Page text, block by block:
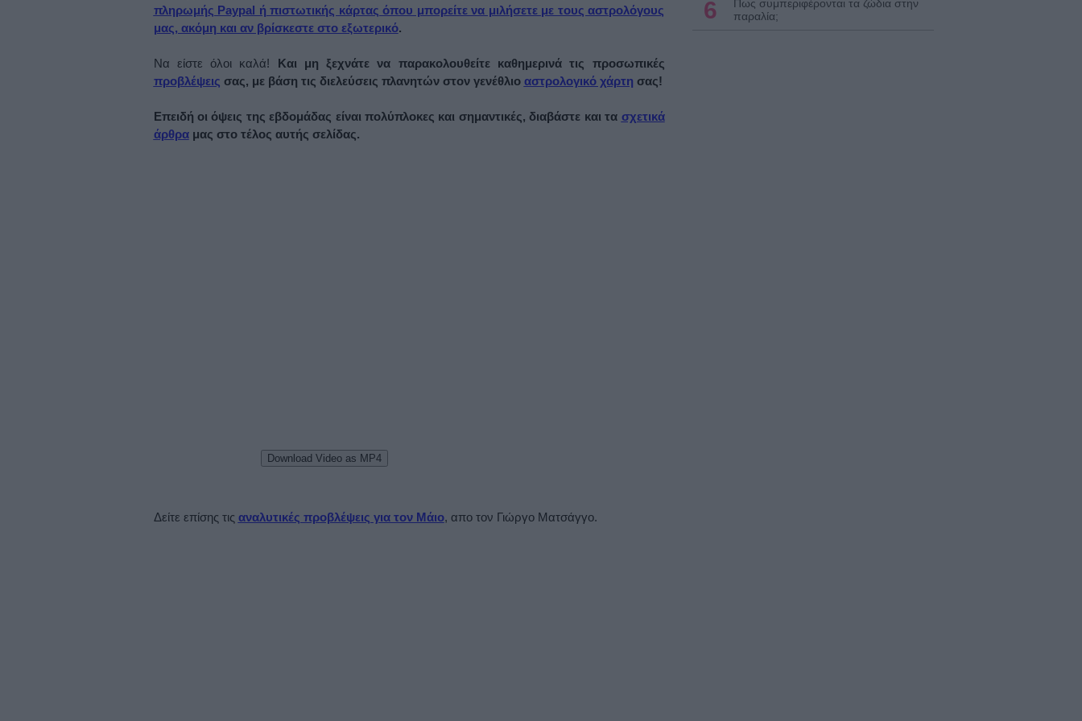
πληρωμής Paypal ή πιστωτικής κάρτας όπου μπορείτε να μιλήσετε με τους αστρολόγους
μας, ακόμη και αν βρίσκεστε στο εξωτερικό.
Να είστε όλοι καλά! Και μη ξεχνάτε να παρακολουθείτε καθημερινά τις προσωπικές
προβλέψεις σας, με βάση τις διελεύσεις πλανητών στον γενέθλιο αστρολογικό χάρτη σας!
Επειδή οι όψεις της εβδομάδας είναι πολύπλοκες και σημαντικές, διαβάστε και τα σχετικά
άρθραμας στο τέλος αυτής σελίδας.
Download Video as MP4
Δείτε επίσης τις αναλυτικές προβλέψεις για τον Μάιο, απο τον Γιώργο Ματσάγγο.
6
Πως συμπεριφέρονται τα ζώδια στην
παραλία;